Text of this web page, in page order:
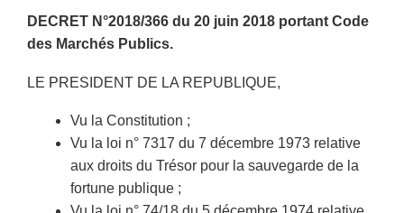
DECRET N°2018/366 du 20 juin 2018 portant Code
des Marchés Publics.­
LE PRESIDENT DE LA REPUBLIQUE,
Vu la Constitution ;
Vu la loi n° 7317 du 7 décembre 1973 relative
aux droits du Trésor pour la sauvegarde de la
fortune publique ;